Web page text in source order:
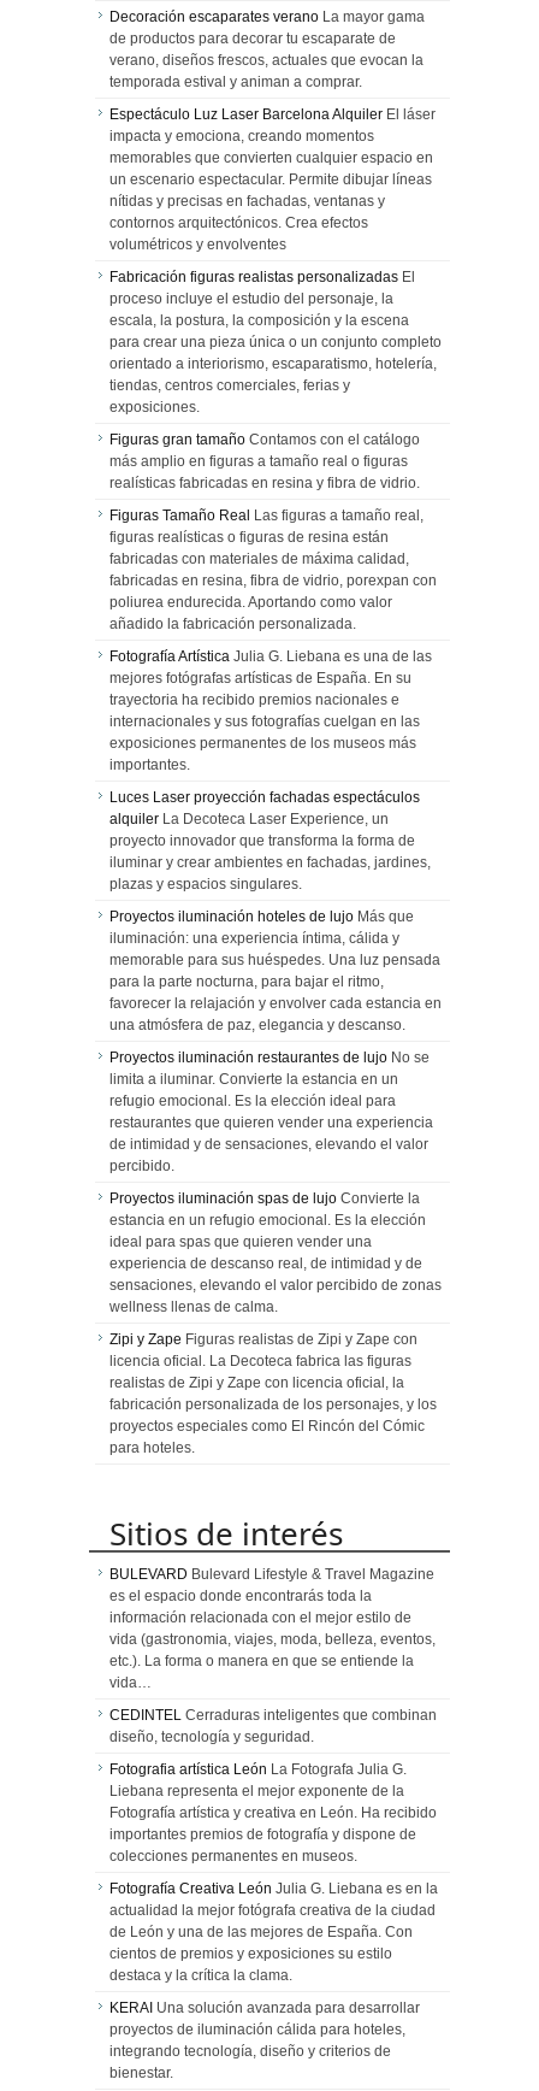
Decoración escaparates verano La mayor gama
de productos para decorar tu escaparate de
verano, diseños frescos, actuales que evocan la
temporada estival y animan a comprar.
Espectáculo Luz Laser Barcelona Alquiler El láser
impacta y emociona, creando momentos
memorables que convierten cualquier espacio en
un escenario espectacular. Permite dibujar líneas
nítidas y precisas en fachadas, ventanas y
contornos arquitectónicos. Crea efectos
volumétricos y envolventes
Fabricación figuras realistas personalizadas El
proceso incluye el estudio del personaje, la
escala, la postura, la composición y la escena
para crear una pieza única o un conjunto completo
orientado a interiorismo, escaparatismo, hotelería,
tiendas, centros comerciales, ferias y
exposiciones.
Figuras gran tamaño Contamos con el catálogo
más amplio en figuras a tamaño real o figuras
realísticas fabricadas en resina y fibra de vidrio.
Figuras Tamaño Real Las figuras a tamaño real,
figuras realísticas o figuras de resina están
fabricadas con materiales de máxima calidad,
fabricadas en resina, fibra de vidrio, porexpan con
poliurea endurecida. Aportando como valor
añadido la fabricación personalizada.
Fotografía Artística Julia G. Liebana es una de las
mejores fotógrafas artísticas de España. En su
trayectoria ha recibido premios nacionales e
internacionales y sus fotografías cuelgan en las
exposiciones permanentes de los museos más
importantes.
Luces Laser proyección fachadas espectáculos
alquiler La Decoteca Laser Experience, un
proyecto innovador que transforma la forma de
iluminar y crear ambientes en fachadas, jardines,
plazas y espacios singulares.
Proyectos iluminación hoteles de lujo Más que
iluminación: una experiencia íntima, cálida y
memorable para sus huéspedes. Una luz pensada
para la parte nocturna, para bajar el ritmo,
favorecer la relajación y envolver cada estancia en
una atmósfera de paz, elegancia y descanso.
Proyectos iluminación restaurantes de lujo No se
limita a iluminar. Convierte la estancia en un
refugio emocional. Es la elección ideal para
restaurantes que quieren vender una experiencia
de intimidad y de sensaciones, elevando el valor
percibido.
Proyectos iluminación spas de lujo Convierte la
estancia en un refugio emocional. Es la elección
ideal para spas que quieren vender una
experiencia de descanso real, de intimidad y de
sensaciones, elevando el valor percibido de zonas
wellness llenas de calma.
Zipi y Zape Figuras realistas de Zipi y Zape con
licencia oficial. La Decoteca fabrica las figuras
realistas de Zipi y Zape con licencia oficial, la
fabricación personalizada de los personajes, y los
proyectos especiales como El Rincón del Cómic
para hoteles.
Sitios de interés
BULEVARD Bulevard Lifestyle & Travel Magazine
es el espacio donde encontrarás toda la
información relacionada con el mejor estilo de
vida (gastronomia, viajes, moda, belleza, eventos,
etc.). La forma o manera en que se entiende la
vida…
CEDINTEL Cerraduras inteligentes que combinan
diseño, tecnología y seguridad.
Fotografia artística León La Fotografa Julia G.
Liebana representa el mejor exponente de la
Fotografía artística y creativa en León. Ha recibido
importantes premios de fotografía y dispone de
colecciones permanentes en museos.
Fotografía Creativa León Julia G. Liebana es en la
actualidad la mejor fotógrafa creativa de la ciudad
de León y una de las mejores de España. Con
cientos de premios y exposiciones su estilo
destaca y la crítica la clama.
KERAI Una solución avanzada para desarrollar
proyectos de iluminación cálida para hoteles,
integrando tecnología, diseño y criterios de
bienestar.